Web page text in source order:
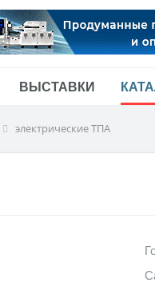
ВЫСТАВКИ
электрические ТПА